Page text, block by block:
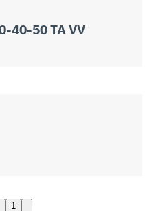
40-50 TA VV
1